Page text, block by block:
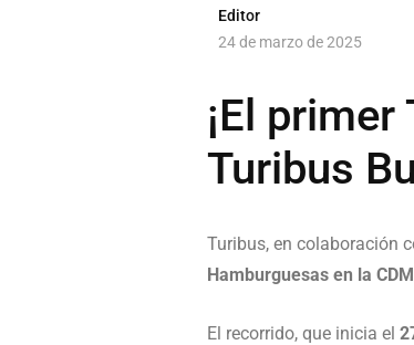
Editor
24 de marzo de 2025
¡El
Turibus
Turibus, en colaboración
Hamburguesas en la
El recorrido, que inicia el